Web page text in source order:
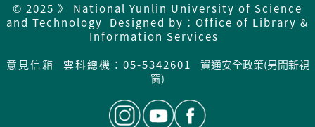
© 2025 》 National Yunlin University of Science
and Technology Designed by：Office of Library &
Information Services
意見信箱
雲科總機：05-5342601
資通安全政策(另開新視
窗)